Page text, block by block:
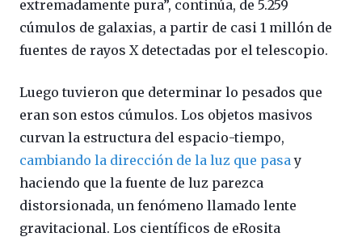
extremadamente pura”, continúa, de 5.259
cúmulos de galaxias, a partir de casi 1 millón de
fuentes de rayos X detectadas por el telescopio.
Luego tuvieron que determinar lo pesados que
eran son estos cúmulos. Los objetos masivos
curvan la estructura del espacio-tiempo,
cambiando la dirección de la luz que pasa y
haciendo que la fuente de luz parezca
distorsionada, un fenómeno llamado lente
gravitacional. Los científicos de eRosita